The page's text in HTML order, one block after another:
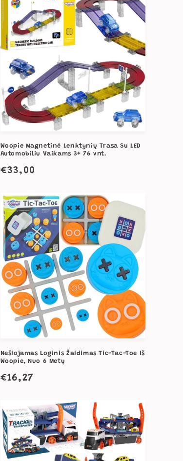
Woopie Magnetinė Lenktynių Trasa Su LED
Automobiliu Vaikams 3+ 76 vnt.
Įprasta
€33,00
Nešiojamas Loginis Žaidimas Tic-Tac-Toe Iš
Woopie, Nuo 6 Metų
Įprasta
€16,27